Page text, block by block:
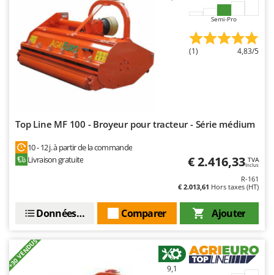
Semi-Pro
(1) 4,83/5
Top Line MF 100 - Broyeur pour tracteur - Série médium
10 - 12 j. à partir de la commande
Livraison gratuite
€ 2.416,33 TVA
Inclus
R-161
€ 2.013,61 Hors taxes (HT)
Ajouter
Comparer
Données techniques
+30 VENDUS 9,1